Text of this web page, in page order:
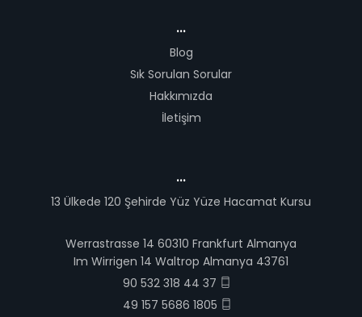
...
Blog
Sık Sorulan Sorular
Hakkımızda
İletişim
...
13 Ülkede 120 Şehirde Yüz Yüze Hacamat Kursu
Werrastrasse 14 60310 Frankfurt Almanya
Im Wirrigen 14 Waltrop Almanya 43761
90 532 318 44 37
49 157 5686 1805